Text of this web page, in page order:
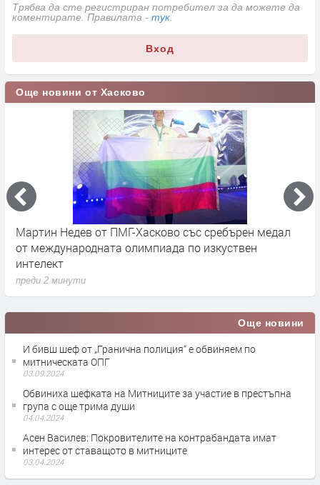
Трябва да сте регистриран потребител за да можете да
коментирате. Правилата - тук
Вход
Още новини от Хасково
Мартин Недев от ПМГ-Хасково със сребърен медал
от международната олимпиада по изкуствен
интелект
преди 2 минути
Още новини
И бивш шеф от „Гранична полиция“ е обвиняем по
митническата ОПГ
03.09.2024
Обвиниха шефката на Митниците за участие в престъпна
група с още трима души
04.04.2024
Асен Василев: Покровителите на контрабандата имат
интерес от ставащото в митниците
03.04.2024